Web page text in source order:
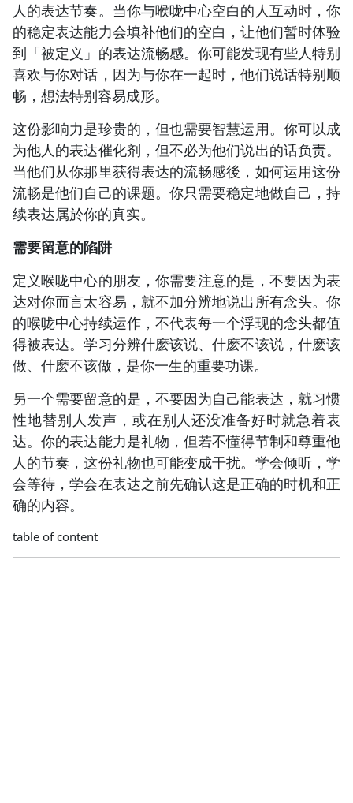
人的表达节奏。当你与喉咙中心空白的人互动时，你
的稳定表达能力会填补他们的空白，让他们暂时体验
到「被定义」的表达流畅感。你可能发现有些人特别
喜欢与你对话，因为与你在一起时，他们说话特别顺
畅，想法特别容易成形。
这份影响力是珍贵的，但也需要智慧运用。你可以成
为他人的表达催化剂，但不必为他们说出的话负责。
当他们从你那里获得表达的流畅感後，如何运用这份
流畅是他们自己的课题。你只需要稳定地做自己，持
续表达属於你的真实。
需要留意的陷阱
定义喉咙中心的朋友，你需要注意的是，不要因为表
达对你而言太容易，就不加分辨地说出所有念头。你
的喉咙中心持续运作，不代表每一个浮现的念头都值
得被表达。学习分辨什麽该说、什麽不该说，什麽该
做、什麽不该做，是你一生的重要功课。
另一个需要留意的是，不要因为自己能表达，就习惯
性地替别人发声，或在别人还没准备好时就急着表
达。你的表达能力是礼物，但若不懂得节制和尊重他
人的节奏，这份礼物也可能变成干扰。学会倾听，学
会等待，学会在表达之前先确认这是正确的时机和正
确的内容。
table of content